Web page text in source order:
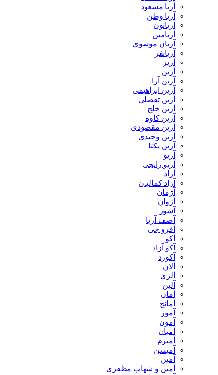
آریا مسعود
آریا وطن
آریاتون
آریامین
آریان موسوی
آریانفر
آریز
آرین
آرین آرا
آرین ابراهیمی
آرین تفضلی
آرین خلج
آرین کاوه
آرین مقصودی
آرین وحیدی
آرین یکتا
آریو
آریو رایجی
آزاد
آزاد کمالیان
آژمان
آژوان
آشور
آصف آریا
آفرو جی
آکو
آکو آزاد
آکورد
آلان
آلزی
آلین
آمان
آمانج
آمور
آمون
آمیان
آمیرم
آمیسن
آمین
آمین و شهاب مظفری